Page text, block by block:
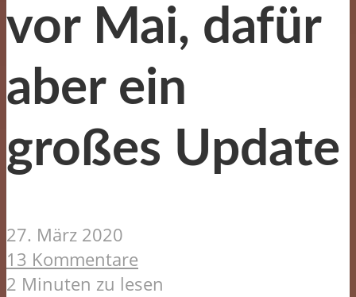
vor Mai, dafür
aber ein
großes Update
27. März 2020
13 Kommentare
2 Minuten zu lesen